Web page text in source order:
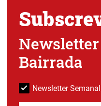
Bairrada
Newsletter Semanal